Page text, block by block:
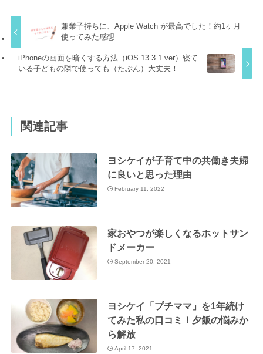
兼業子持ちに、Apple Watch が最高でした！約1ヶ月
使ってみた感想
iPhoneの画面を暗くする方法（iOS 13.3.1 ver）寝て
いる子どもの隣で使っても（たぶん）大丈夫！
関連記事
ヨシケイが子育て中の共働き夫婦
に良いと思った理由
February 11, 2022
家おやつが楽しくなるホットサン
ドメーカー
September 20, 2021
ヨシケイ「プチママ」を1年続け
てみた私の口コミ！夕飯の悩みか
ら解放
April 17, 2021